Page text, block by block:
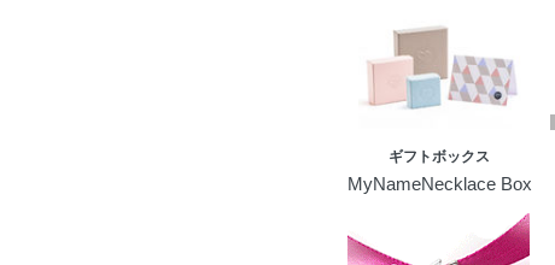
ギフトボックス
MyNameNecklace Box